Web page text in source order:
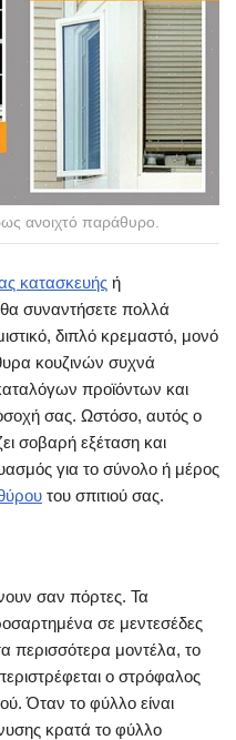
ανοιχτό παράθυρο.
κατασκευής ή
θα συναντήσετε πολλά
διπλό κρεμαστό, μονό
κουζινών συχνά
προϊόντων και
σας. Ωστόσο, αυτός ο
σοβαρή εξέταση και
για το σύνολο ή μέρος
του σπιτιού σας.
σαν πόρτες. Τα
σε μεντεσέδες
περισσότερα μοντέλα, το
ο στρόφαλος
Όταν το φύλλο είναι
κρατά το φύλλο